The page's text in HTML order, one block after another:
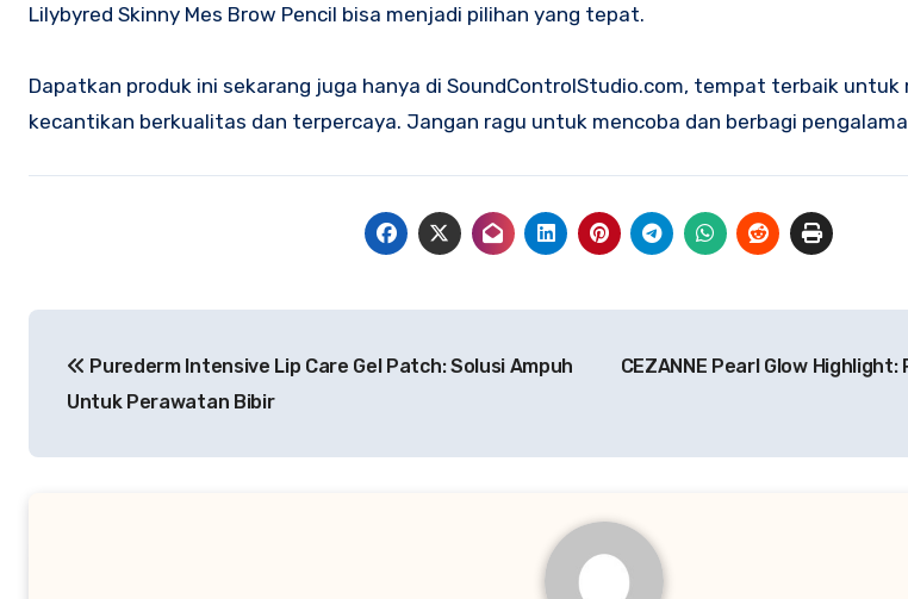
Lilybyred Skinny Mes Brow Pencil bisa menjadi pilihan yang tepat.
Dapatkan produk ini sekarang juga hanya di SoundControlStudio.com, tempat terbaik untuk
kecantikan berkualitas dan terpercaya. Jangan ragu untuk mencoba dan berbagi
pos Purederm Intensive Lip Care Gel Patch: Solusi Ampuh
Untuk Perawatan Bibir
CEZANNE Pearl Glow